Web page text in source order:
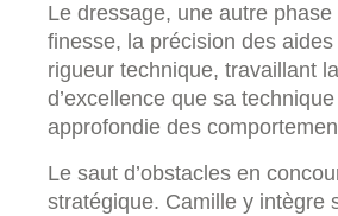
Le dressage, une autre
finesse, la précision des
rigueur technique, travaillant
d’excellence que sa
approfondie des
Le saut d’obstacles en
stratégique. Camille y intègre